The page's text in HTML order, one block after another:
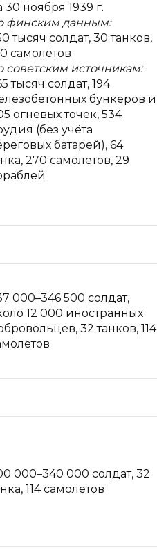
30 ноября 1939 г.
финским данным:
тысяч солдат, 30 танков,
самолётов
советским источникам:
тысяч солдат, 194
бункеров и
огневых точек, 534
(без учёта
батарей), 64
270 самолётов, 29
000–346 500 солдат,
12 000 иностранных
32 танков, 114
000–340 000 солдат, 32
114 самолетов